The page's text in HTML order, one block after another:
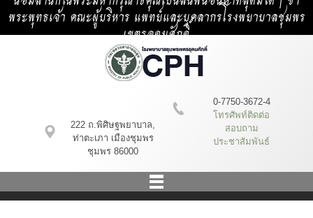
พระพุทธเจ้า คณะผู้บริหาร แพทย์และบุคลากรโรงพยาบาลชุมพร
เขตรอุดมศักดิ์
222 ถ.พิศิษฐพยาบาล,
ท่าตะเภา เมืองชุมพร
ชุมพร 86000
0-7750-3672-4
โทรศัพท์ติดต่อ
สอบถาม
ประชาสัมพันธ์